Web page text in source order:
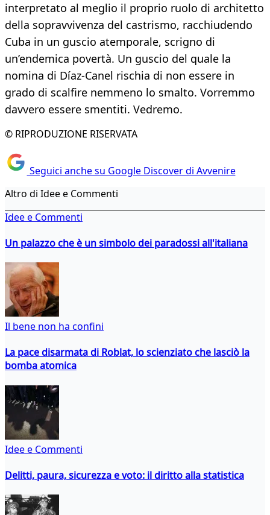
interpretato al meglio il proprio ruolo di architetto
della sopravvivenza del castrismo, racchiudendo
Cuba in un guscio atemporale, scrigno di
un’endemica povertà. Un guscio del quale la
nomina di Díaz-Canel rischia di non essere in
grado di scalfire nemmeno lo smalto. Vorremmo
davvero essere smentiti. Vedremo.
© RIPRODUZIONE RISERVATA
Seguici anche su Google Discover di Avvenire
Altro di Idee e Commenti
Idee e Commenti
Un palazzo che è un simbolo dei paradossi all'italiana
Il bene non ha confini
La pace disarmata di Roblat, lo scienziato che lasciò la
bomba atomica
Idee e Commenti
Delitti, paura, sicurezza e voto: il diritto alla statistica